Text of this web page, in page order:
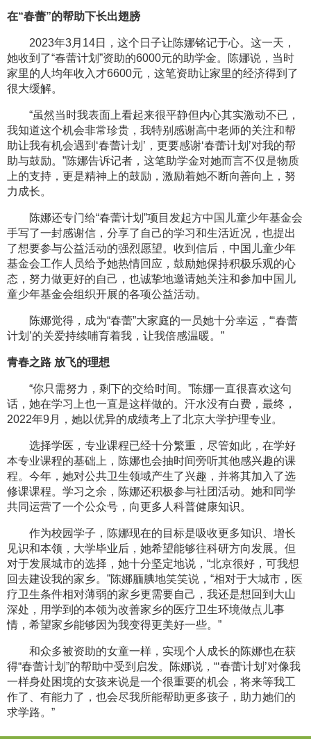
在“春蕾”的帮助下长出翅膀
2023年3月14日，这个日子让陈娜铭记于心。这一天，
她收到了“春蕾计划”资助的6000元的助学金。陈娜说，当时
家里的人均年收入才6600元，这笔资助让家里的经济得到了
很大缓解。
“虽然当时我表面上看起来很平静但内心其实激动不已，
我知道这个机会非常珍贵，我特别感谢高中老师的关注和帮
助让我有机会遇到‘春蕾计划’，更要感谢‘春蕾计划’对我的帮
助与鼓励。”陈娜告诉记者，这笔助学金对她而言不仅是物质
上的支持，更是精神上的鼓励，激励着她不断向善向上，努
力成长。
陈娜还专门给“春蕾计划”项目发起方中国儿童少年基金会
手写了一封感谢信，分享了自己的学习和生活近况，也提出
了想要参与公益活动的强烈愿望。收到信后，中国儿童少年
基金会工作人员给予她热情回应，鼓励她保持积极乐观的心
态，努力做更好的自己，也诚挚地邀请她关注和参加中国儿
童少年基金会组织开展的各项公益活动。
陈娜觉得，成为“春蕾”大家庭的一员她十分幸运，“‘春蕾
计划’的关爱持续哺育着我，让我倍感温暖。”
青春之路 放飞的理想
“你只需努力，剩下的交给时间。”陈娜一直很喜欢这句
话，她在学习上也一直是这样做的。汗水没有白费，最终，
2022年9月，她以优异的成绩考上了北京大学护理专业。
选择学医，专业课程已经十分繁重，尽管如此，在学好
本专业课程的基础上，陈娜也会抽时间旁听其他感兴趣的课
程。今年，她对公共卫生领域产生了兴趣，并将其加入了选
修课课程。学习之余，陈娜还积极参与社团活动。她和同学
共同运营了一个公众号，向更多人科普健康知识。
作为校园学子，陈娜现在的目标是吸收更多知识、增长
见识和本领，大学毕业后，她希望能够往科研方向发展。但
对于发展城市的选择，她十分坚定地说，“北京很好，可我想
回去建设我的家乡。”陈娜腼腆地笑笑说，“相对于大城市，医
疗卫生条件相对薄弱的家乡更需要自己，我还是想回到大山
深处，用学到的本领为改善家乡的医疗卫生环境做点儿事
情，希望家乡能够因为我变得更美好一些。”
和众多被资助的女童一样，实现个人成长的陈娜也在获
得“春蕾计划”的帮助中受到启发。陈娜说，“‘春蕾计划’对像我
一样身处困境的女孩来说是一个很重要的机会，将来等我工
作了、有能力了，也会尽我所能帮助更多孩子，助力她们的
求学路。”